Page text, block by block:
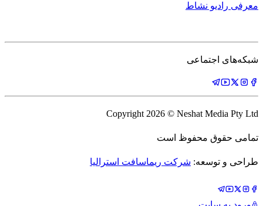
معرفی رادیو نشاط
شبکه‌های اجتماعی
Copyright 2026 © Neshat Media Pty Ltd
تمامی حقوق محفوظ است
طراحی و توسعه: شرکت ریماسافت استرالیا